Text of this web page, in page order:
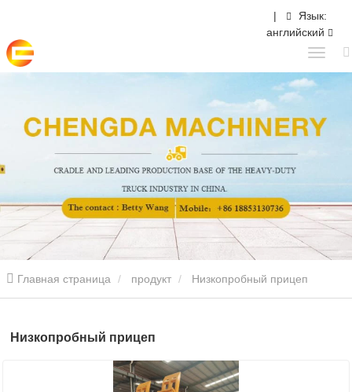
|
Язык:
английский
Главная страница продукт Низкопробный прицеп
Низкопробный прицеп